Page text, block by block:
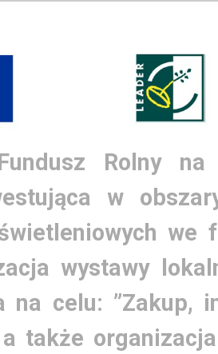
Rolny
w
we
wystawy
na celu: ”Zakup,
także